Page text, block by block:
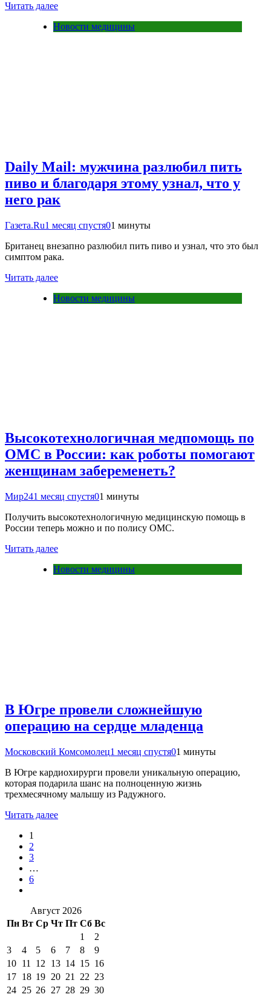
Читать далее
Новости медицины
Daily Mail: мужчина разлюбил пить
пиво и благодаря этому узнал, что у
него рак
Газета.Ru1 месяц спустя01 минуты
Британец внезапно разлюбил пить пиво и узнал, что это был
симптом рака.
Читать далее
Новости медицины
Высокотехнологичная медпомощь по
ОМС в России: как роботы помогают
женщинам забеременеть?
Мир241 месяц спустя01 минуты
Получить высокотехнологичную медицинскую помощь в
России теперь можно и по полису ОМС.
Читать далее
Новости медицины
В Югре провели сложнейшую
операцию на сердце младенца
Московский Комсомолец1 месяц спустя01 минуты
В Югре кардиохирурги провели уникальную операцию,
которая подарила шанс на полноценную жизнь
трехмесячному малышу из Радужного.
Читать далее
1
2
3
…
6
Август 2026
Пн Вт Ср Чт Пт Сб Вс
1
2
3
4 5 6 7 8
9
10 11 12 13 14 15 16
17 18 19 20 21 22 23
24 25 26 27 28 29 30